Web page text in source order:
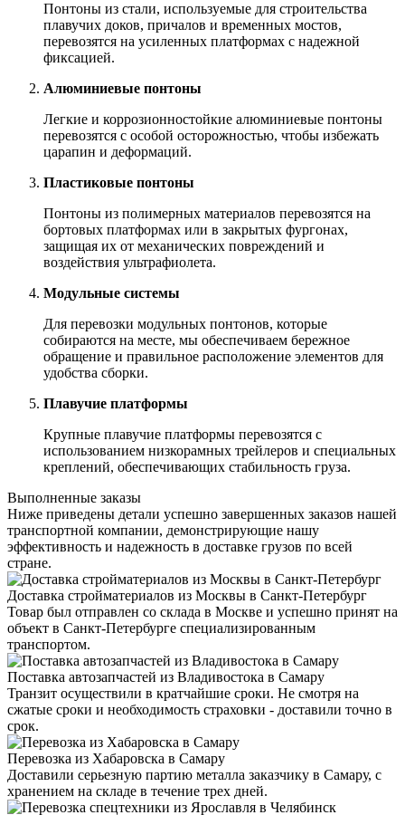
Понтоны из стали, используемые для строительства
плавучих доков, причалов и временных мостов,
перевозятся на усиленных платформах с надежной
фиксацией.
Алюминиевые понтоны
Легкие и коррозионностойкие алюминиевые понтоны
перевозятся с особой осторожностью, чтобы избежать
царапин и деформаций.
Пластиковые понтоны
Понтоны из полимерных материалов перевозятся на
бортовых платформах или в закрытых фургонах,
защищая их от механических повреждений и
воздействия ультрафиолета.
Модульные системы
Для перевозки модульных понтонов, которые
собираются на месте, мы обеспечиваем бережное
обращение и правильное расположение элементов для
удобства сборки.
Плавучие платформы
Крупные плавучие платформы перевозятся с
использованием низкорамных трейлеров и специальных
креплений, обеспечивающих стабильность груза.
Выполненные заказы
Ниже приведены детали успешно завершенных заказов нашей
транспортной компании, демонстрирующие нашу
эффективность и надежность в доставке грузов по всей
стране.
Доставка стройматериалов из Москвы в Санкт-Петербург
Товар был отправлен со склада в Москве и успешно принят на
объект в Санкт-Петербурге специализированным
транспортом.
Поставка автозапчастей из Владивостока в Самару
Транзит осуществили в кратчайшие сроки. Не смотря на
сжатые сроки и необходимость страховки - доставили точно в
срок.
Перевозка из Хабаровска в Самару
Доставили серьезную партию металла заказчику в Самару, с
хранением на складе в течение трех дней.